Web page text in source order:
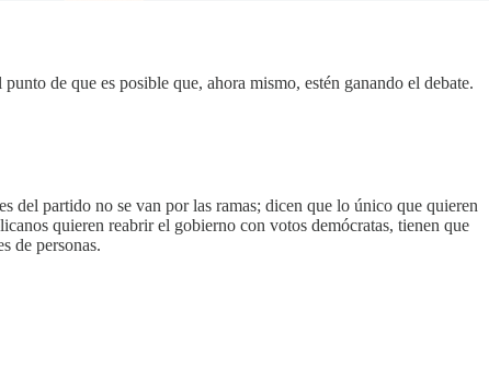
de que es posible que, ahora mismo, estén ganando el debate.
del partido no se van por las ramas; dicen que lo único que quieren
quieren reabrir el gobierno con votos demócratas, tienen que
de personas.